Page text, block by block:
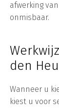
afwerking
onmisbaar.
den
Wanneer u
kiest u voor